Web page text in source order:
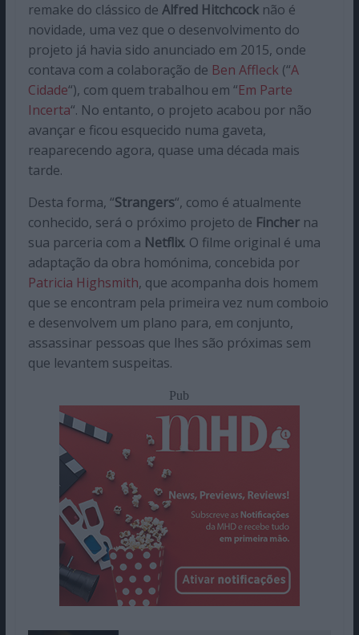
remake do clássico de Alfred Hitchcocknão é
novidade, uma vez que o desenvolvimento do
projeto já havia sido anunciado em 2015, onde
contava com a colaboração de Ben Affleck (“A
Cidade“), com quem trabalhou em “Em Parte
Incerta“. No entanto, o projeto acabou por não
avançar e ficou esquecido numa gaveta,
reaparecendo agora, quase uma década mais
tarde.
Desta forma, “Strangers“, como é atualmente
conhecido, será o próximo projeto de Fincherna
sua parceria com a Netflix. O filme original é uma
adaptação da obra homónima, concebida por
Patricia Highsmith, que acompanha dois homem
que se encontram pela primeira vez num comboio
e desenvolvem um plano para, em conjunto,
assassinar pessoas que lhes são próximas sem
que levantem suspeitas.
Pub